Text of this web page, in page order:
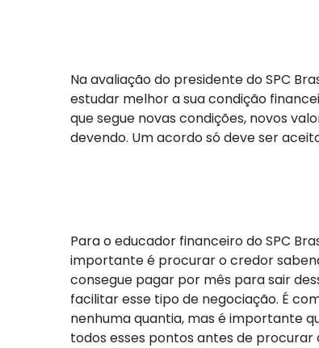
Na avaliação do presidente do SPC
estudar melhor a sua condição
que segue novas condições, novos
devendo. Um acordo só deve ser
Para o educador financeiro do SPC
importante é procurar o credor
consegue pagar por mês para sair
facilitar esse tipo de negociação. É
nenhuma quantia, mas é importante
todos esses pontos antes de